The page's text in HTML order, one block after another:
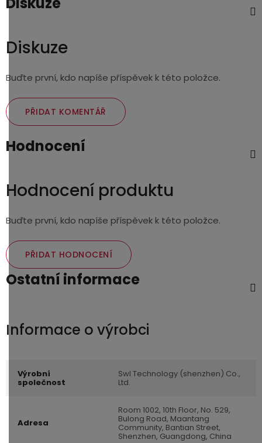
Diskuze
Buďte první, kdo napíše příspěvek k této položce.
PŘIDAT KOMENTÁŘ
Hodnocení
Hodnocení produktu
Buďte první, kdo napíše příspěvek k této položce.
PŘIDAT HODNOCENÍ
Ostatní informace
Výrobní
společnost
Swl Technology (shenzhen) Co.,
Ltd.
Adresa
Room 1002, 10th Floor, No. 529,
Bulong Road, Maantang
Community, Bantian Street,
Shenzhen, Guangdong, China